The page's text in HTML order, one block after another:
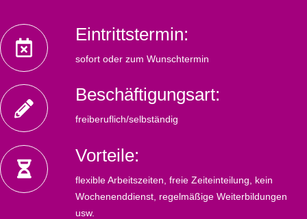
Eintrittstermin:
sofort oder zum Wunschtermin
Beschäftigungsart:
freiberuflich/selbständig
Vorteile:
flexible Arbeitszeiten, freie Zeiteinteilung, kein
Wochenenddienst, regelmäßige Weiterbildungen
usw.